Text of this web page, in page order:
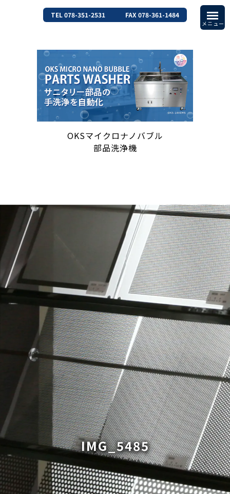
TEL 078-351-2531 FAX 078-361-1484
OKSマイクロナノバブル
部品洗浄機
IMG_5485